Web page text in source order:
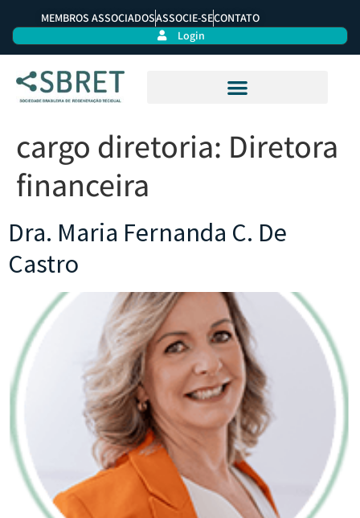
MEMBROS ASSOCIADOSASSOCIE-SECONTATO
Login
cargo diretoria: Diretora
financeira
Dra. Maria Fernanda C. De
Castro